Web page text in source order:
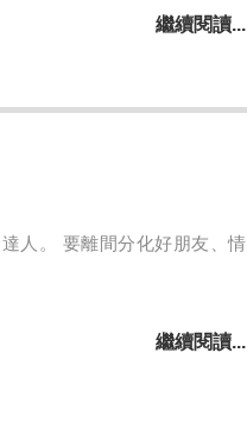
繼續閱讀...
人。 要離間分化好朋友、情
繼續閱讀...